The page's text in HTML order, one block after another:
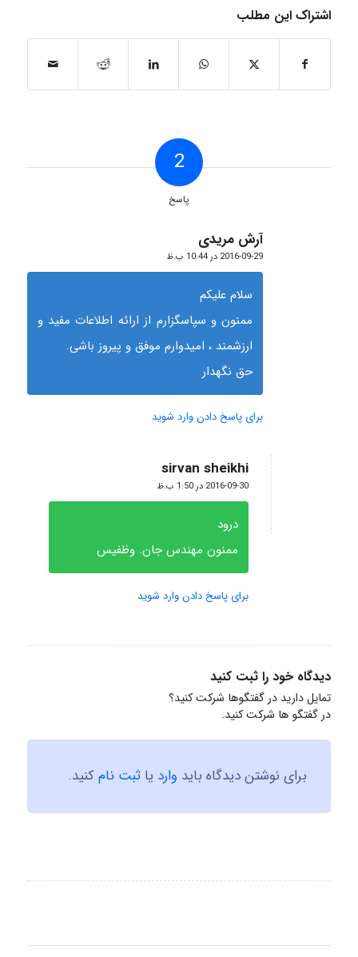
اشتراک این مطلب
2
پاسخ
آرش مریدی
گفته:
2016-09-29 در 10:44 ب.ظ
سلام علیکم
ممنون و سپاسگزارم از ارائه اطلاعات مفید و
ارزشمند ، امیدوارم موفق و پیروز باشی.
حق نگهدار
برای پاسخ دادن وارد شوید
sirvan sheikhi
گفته:
2016-09-30 در 1:50 ب.ظ
درود
ممنون مهندس جان. وظفیس
برای پاسخ دادن وارد شوید
دیدگاه خود را ثبت کنید
تمایل دارید در گفتگوها شرکت کنید؟
در گفتگو ها شرکت کنید.
برای نوشتن دیدگاه باید وارد یا ثبت نامکنید.